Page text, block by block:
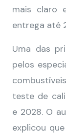
mais claro
entrega até
Uma das
pelos
teste de
e 2028. O
explicou